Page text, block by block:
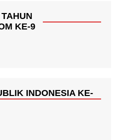
KE-9
INDONESIA KE-